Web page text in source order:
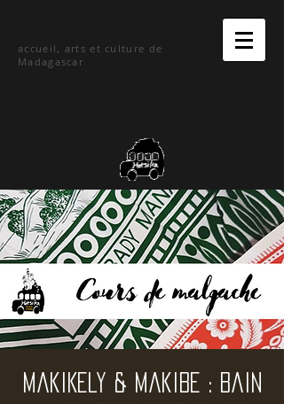
accueil, arts et culture de
Madagascar
MakiKely & MakiBe : Bain